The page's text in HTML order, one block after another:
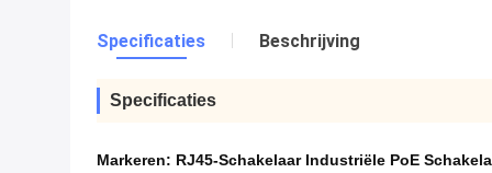
Specificaties Beschrijving
Specificaties
Markeren: RJ45-Schakelaar Industriële PoE